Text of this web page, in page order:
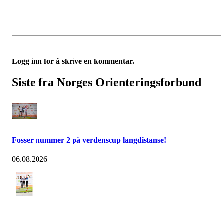
Logg inn for å skrive en kommentar.
Siste fra Norges Orienteringsforbund
Fosser nummer 2 på verdenscup langdistanse!
06.08.2026